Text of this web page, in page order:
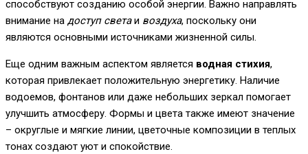
способствуют созданию особой энергии. Важно направлять
внимание на доступ светаи воздуха, поскольку они
являются основными источниками жизненной силы.
Еще одним важным аспектом является водная стихия,
которая привлекает положительную энергетику. Наличие
водоемов, фонтанов или даже небольших зеркал помогает
улучшить атмосферу. Формы и цвета также имеют значение
– округлые и мягкие линии, цветочные композиции в теплых
тонах создают уют и спокойствие.